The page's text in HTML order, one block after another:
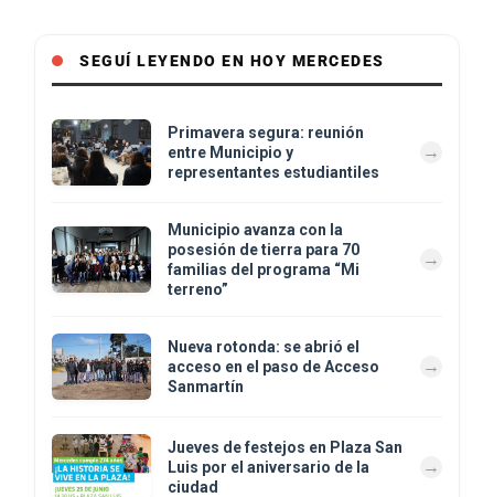
SEGUÍ LEYENDO EN HOY MERCEDES
Primavera segura: reunión
entre Municipio y
representantes estudiantiles
Municipio avanza con la
posesión de tierra para 70
familias del programa “Mi
terreno”
Nueva rotonda: se abrió el
acceso en el paso de Acceso
Sanmartín
Jueves de festejos en Plaza San
Luis por el aniversario de la
ciudad